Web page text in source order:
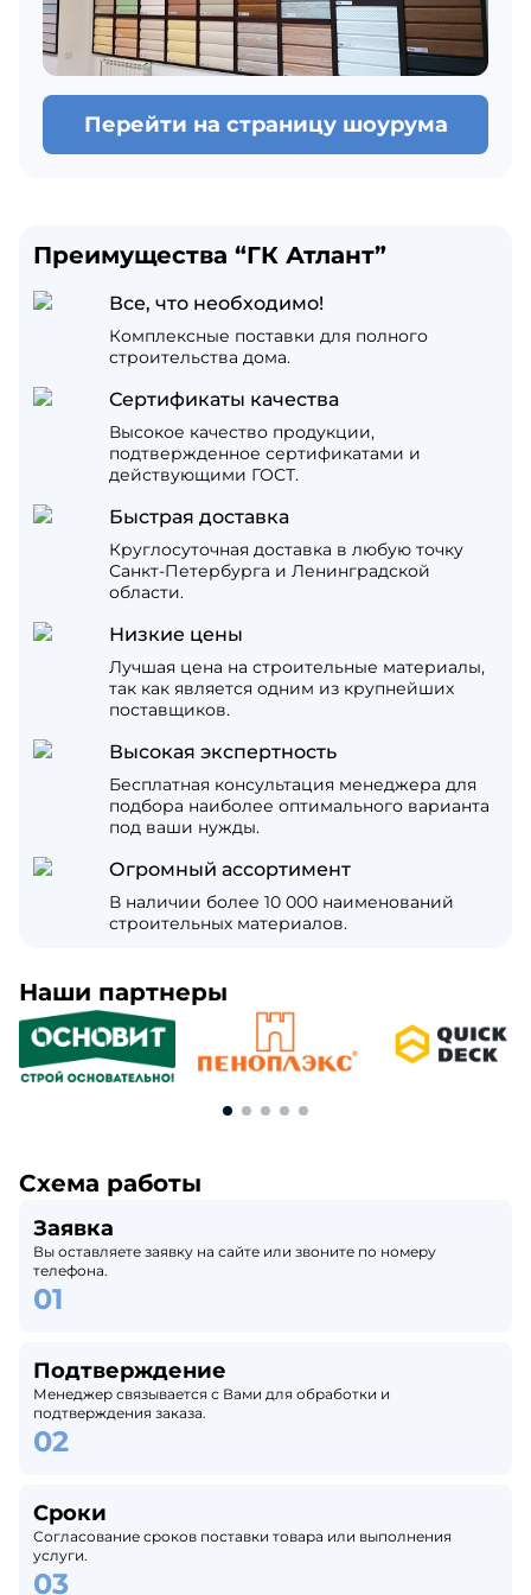
Перейти на страницу шоурума
Преимущества “ГК Атлант”
Все, что необходимо!
Комплексные поставки для полного
строительства дома.
Сертификаты качества
Высокое качество продукции,
подтвержденное сертификатами и
действующими ГОСТ.
Быстрая доставка
Круглосуточная доставка в любую точку
Санкт-Петербурга и Ленинградской
области.
Низкие цены
Лучшая цена на строительные материалы,
так как является одним из крупнейших
поставщиков.
Высокая экспертность
Бесплатная консультация менеджера для
подбора наиболее оптимального варианта
под ваши нужды.
Огромный ассортимент
В наличии более 10 000 наименований
строительных материалов.
Наши партнеры
Схема работы
Заявка
Вы оставляете заявку на сайте или звоните по номеру
телефона.
Подтверждение
Менеджер связывается с Вами для обработки и
подтверждения заказа.
Сроки
Согласование сроков поставки товара или выполнения
услуги.